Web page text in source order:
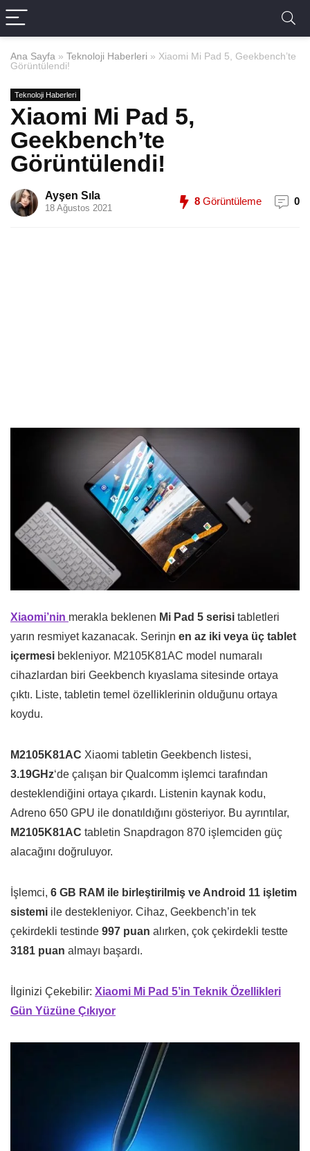
Ana Sayfa » Teknoloji Haberleri » Xiaomi Mi Pad 5, Geekbench’te
Görüntülendi!
Teknoloji Haberleri
Xiaomi Mi Pad 5,
Geekbench’te
Görüntülendi!
Ayşen Sıla
18 Ağustos 2021
8 Görüntüleme 0
Xiaomi’nin merakla beklenen Mi Pad 5 serisi tabletleri
yarın resmiyet kazanacak. Serinjn en az iki veya üç tablet
içermesi bekleniyor. M2105K81AC model numaralı
cihazlardan biri Geekbench kıyaslama sitesinde ortaya
çıktı. Liste, tabletin temel özelliklerinin olduğunu ortaya
koydu.
M2105K81AC Xiaomi tabletin Geekbench listesi,
3.19GHz‘de çalışan bir Qualcomm işlemci tarafından
desteklendiğini ortaya çıkardı. Listenin kaynak kodu,
Adreno 650 GPU ile donatıldığını gösteriyor. Bu ayrıntılar,
M2105K81AC tabletin Snapdragon 870 işlemciden güç
alacağını doğruluyor.
İşlemci, 6 GB RAM ile birleştirilmiş ve Android 11 işletim
sistemi ile destekleniyor. Cihaz, Geekbench’in tek
çekirdekli testinde 997 puan alırken, çok çekirdekli testte
3181 puan almayı başardı.
İlginizi Çekebilir: Xiaomi Mi Pad 5’in Teknik Özellikleri
Gün Yüzüne Çıkıyor